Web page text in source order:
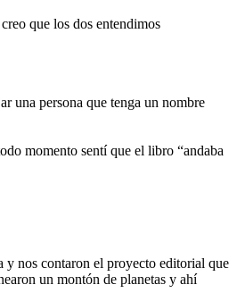
que los dos entendimos
una persona que tenga un nombre
momento sentí que el libro “andaba
y nos contaron el proyecto editorial que
un montón de planetas y ahí